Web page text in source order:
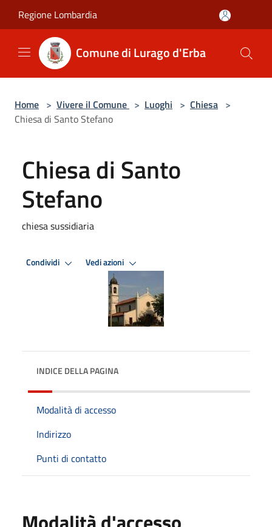
Regione Lombardia
Comune di Lurago d'Erba
Home > Vivere il Comune > Luoghi > Chiesa >
Chiesa di Santo Stefano
Chiesa di Santo
Stefano
chiesa sussidiaria
Condividi Vedi azioni
INDICE DELLA PAGINA
Modalità di accesso
Indirizzo
Punti di contatto